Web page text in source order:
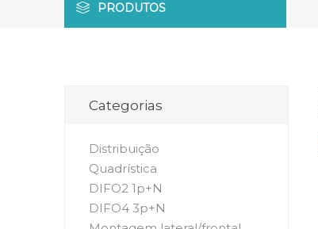
PRODUTOS
Categorias
Distribuição
Quadrística
DIFO2 1p+N
DIFO4 3p+N